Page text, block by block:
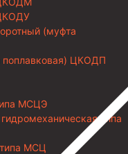
(муфта
поплавковая) ЦКОДП
МСЦЭ
типа
типа МСЦ